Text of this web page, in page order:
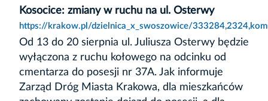
Kosocice: zmiany w ruchu na ul. Osterwy
https://krakow.pl/dzielnica_x_swoszowice/
Od 13 do 20 sierpnia ul. Juliusza Osterwy będzie
wyłączona z ruchu kołowego na odcinku od
cmentarza do posesji nr 37A. Jak informuje
Zarząd Dróg Miasta Krakowa, dla mieszkańców